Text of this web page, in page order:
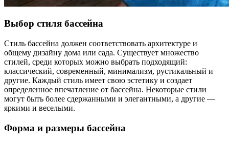
Выбор стиля бассейна
Стиль бассейна должен соответствовать архитектуре и
общему дизайну дома или сада. Существует множество
стилей, среди которых можно выбрать подходящий:
классический, современный, минимализм, рустикальный и
другие. Каждый стиль имеет свою эстетику и создает
определенное впечатление от бассейна. Некоторые стили
могут быть более сдержанными и элегантными, а другие —
яркими и веселыми.
Форма и размеры бассейна